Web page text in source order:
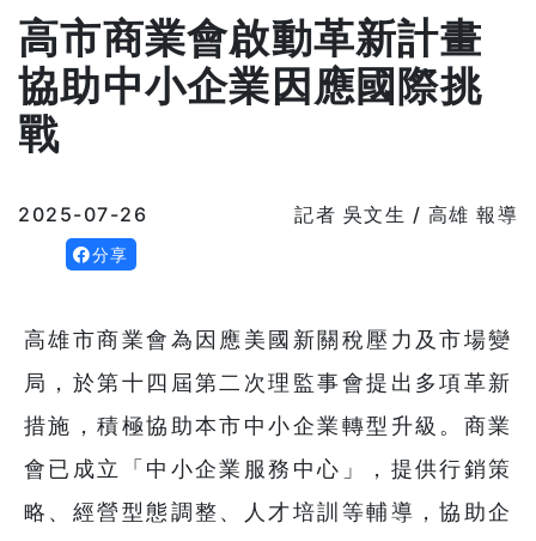
高市商業會啟動革新計畫
協助中小企業因應國際挑
戰
2025-07-26 記者 吳文生 / 高雄 報導
分享
高雄市商業會為因應美國新關稅壓力及市場變
局，於第十四屆第二次理監事會提出多項革新
措施，積極協助本市中小企業轉型升級。商業
會已成立「中小企業服務中心」，提供行銷策
略、經營型態調整、人才培訓等輔導，協助企